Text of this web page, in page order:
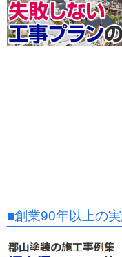
■創業90年以上の